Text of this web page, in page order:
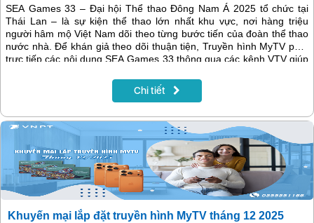
SEA Games 33 – Đại hội Thể thao Đông Nam Á 2025 tổ chức tại
Thái Lan – là sự kiện thể thao lớn nhất khu vực, nơi hàng triệu
người hâm mộ Việt Nam dõi theo từng bước tiến của đoàn thể thao
nước nhà. Để khán giả theo dõi thuận tiện, Truyền hình MyTV phát
trực tiếp các nội dung SEA Games 33 thông qua các kênh VTV giúp
Chi tiết
Khuyến mại lắp đặt truyền hình MyTV tháng 12 2025